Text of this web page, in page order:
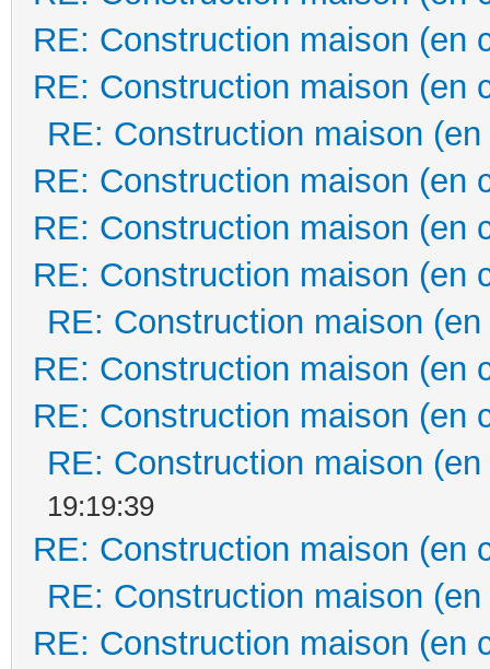
RE: Construction maison (en
RE: Construction maison (en
RE: Construction maison
RE: Construction maison (en
RE: Construction maison (en
RE: Construction maison (en
RE: Construction maison
RE: Construction maison (en
RE: Construction maison (en
RE: Construction maison
19:19:39
RE: Construction maison (en
RE: Construction maison
RE: Construction maison (en